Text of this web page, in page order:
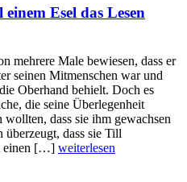
Esel das Lesen
mehrere Male bewiesen, dass er
seinen Mitmenschen war und
Oberhand behielt. Doch es
die seine Überlegenheit
dass sie ihm gewachsen
überzeugt, dass sie Till
einen […] weiterlesen